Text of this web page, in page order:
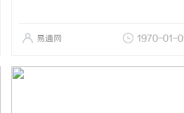
易通网 1970-01-